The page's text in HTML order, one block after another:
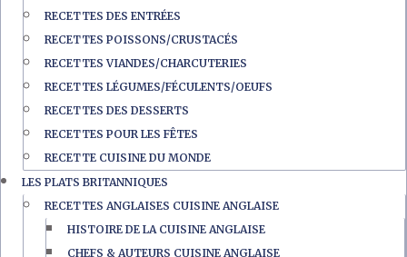
RECETTES DES ENTRÉES
RECETTES POISSONS/CRUSTACÉS
RECETTES VIANDES/CHARCUTERIES
RECETTES LÉGUMES/FÉCULENTS/OEUFS
RECETTES DES DESSERTS
RECETTES POUR LES FÊTES
RECETTE CUISINE DU MONDE
LES PLATS BRITANNIQUES
RECETTES ANGLAISES CUISINE ANGLAISE
HISTOIRE DE LA CUISINE ANGLAISE
CHEFS & AUTEURS CUISINE ANGLAISE